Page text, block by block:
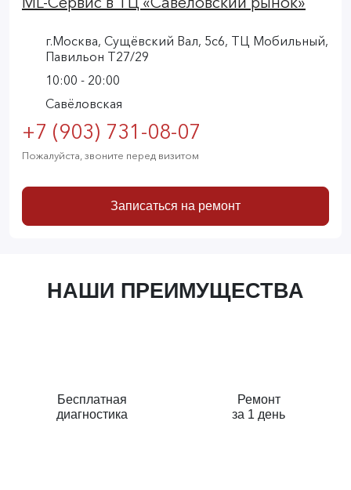
ML-Сервис в ТЦ «Савеловский рынок»
г.Москва, Сущёвский Вал, 5с6, ТЦ Мобильный,
Павильон Т27/29
10:00 - 20:00
Савёловская
+7 (903) 731-08-07
Пожалуйста, звоните перед визитом
Записаться на ремонт
НАШИ ПРЕИМУЩЕСТВА
Бесплатная
диагностика
Ремонт
за 1 день